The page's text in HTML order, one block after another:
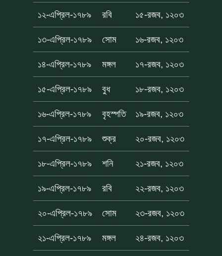
১২-এপ্রিল-১৭৮৯ রবি ১৫-রজব, ১২০৩
১৩-এপ্রিল-১৭৮৯ সোম ১৬-রজব, ১২০৩
১৪-এপ্রিল-১৭৮৯ মঙ্গল ১৭-রজব, ১২০৩
১৫-এপ্রিল-১৭৮৯ বুধ ১৮-রজব, ১২০৩
১৬-এপ্রিল-১৭৮৯ বৃহস্পতি ১৯-রজব, ১২০৩
১৭-এপ্রিল-১৭৮৯ শুক্র ২০-রজব, ১২০৩
১৮-এপ্রিল-১৭৮৯ শনি ২১-রজব, ১২০৩
১৯-এপ্রিল-১৭৮৯ রবি ২২-রজব, ১২০৩
২০-এপ্রিল-১৭৮৯ সোম ২৩-রজব, ১২০৩
২১-এপ্রিল-১৭৮৯ মঙ্গল ২৪-রজব, ১২০৩